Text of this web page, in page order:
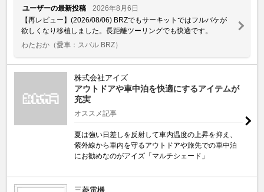
ユーザーの最新投稿
2026年8月6日
【再レビュー】(2026/08/06) BRZでもサーキットではフルバケが
欲しくなり移植しました。長距離ツーリングでも快適です。
わたおか （愛車：スバル BRZ）
株式会社アイズ
アウトドアや車中泊を快適にするアイテムが
充実
オススメ記事
夏は強い日差しを反射して車内温度の上昇を抑え、
紫外線から車内を守るアウトドアや旅先での車中泊
にお勧めなのがアイズ「マルチシェード」
三菱電機